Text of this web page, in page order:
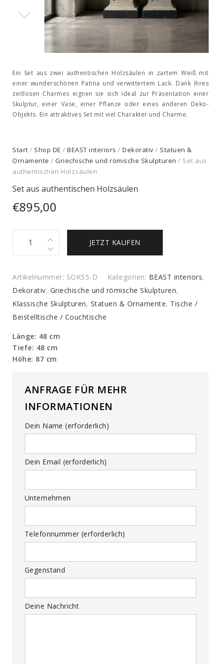
Ein Set aus zwei authentischen Holzsäulen in zartem Weiß mit
einer wunderschönen Patina und verwittertem Lack. Dank ihres
zeitlosen Charmes eignen sie sich ideal zur Präsentation einer
Skulptur, einer Vase, einer Pflanze oder eines anderen Deko-
Objekts. Ein attraktives Set mit viel Charakter und Charme.
Start / Shop DE / BEAST interiors / Dekorativ / Statuen &
Ornamente / Griechische und römische Skulpturen / Set aus
authentischen Holzsäulen
Set aus authentischen Holzsäulen
€895,00
Holzsäulen
quantity
JETZT KAUFEN
Artikelnummer: SOK55-D Kategorien: BEAST interiors,
Dekorativ, Griechische und römische Skulpturen,
Klassische Skulpturen, Statuen & Ornamente, Tische /
Beistelltische / Couchtische
Länge: 48 cm
Tiefe: 48 cm
Höhe: 87 cm
ANFRAGE FÜR MEHR
INFORMATIONEN
Dein Name (erforderlich)
Dein Email (erforderlich)
Unternehmen
Telefonnummer (erforderlich)
Gegenstand
Deine Nachricht